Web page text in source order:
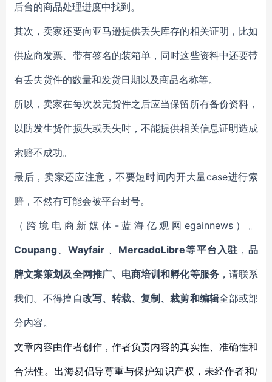
后台的商品处理进度中找到。
其次，卖家还要向亚马逊提供丢失库存的相关证明，比如
供应商发票、带有签名的装箱单，同时这些资料中还要带
有丢失货件的数量和发货日期以及商品名称等。
所以，卖家在每次发完货件之后应当保留所有备份资料，
以防发生货件损失或丢失时，不能提供相关信息证明造成
索赔不成功。
最后，卖家还应注意，不要短时间内开大量case进行索
赔，不然有可能会被平台封号。
（跨境电商新媒体-蓝海亿观网egainnews）。
Coupang、Wayfair 、 MercadoLibre等平台入驻 ，品
牌文案策划及全网推广、电商培训和孵化等服务，请联系
我们。不得擅自改写、转载、复制、裁剪和编辑全部或部
分内容。
文章内容由作者创作，作者负责内容的真实性、准确性和
合法性。出海易倡导尊重与保护知识产权，未经作者和/